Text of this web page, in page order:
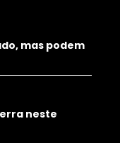
mas podem
neste